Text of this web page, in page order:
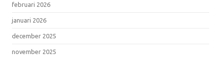
februari 2026
januari 2026
december 2025
november 2025